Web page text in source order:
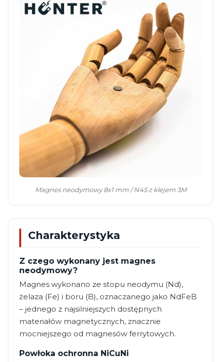
Magnes neodymowy 8x1 mm / N45 z klejem 3M
Charakterystyka
Z czego wykonany jest magnes
neodymowy?
Magnes wykonano ze stopu neodymu (Nd),
żelaza (Fe) i boru (B), oznaczanego jako NdFeB
– jednego z najsilniejszych dostępnych
materiałów magnetycznych, znacznie
mocniejszego od magnesów ferrytowych.
Powłoka ochronna NiCuNi